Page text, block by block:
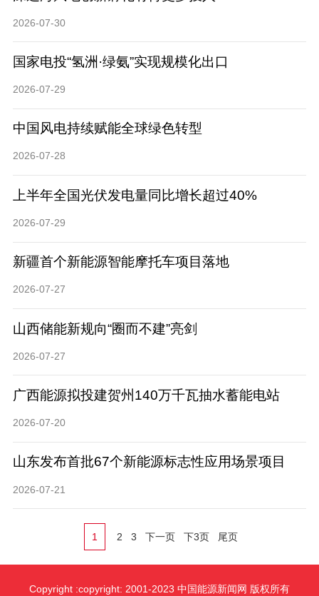
2026-07-30
国家电投“氢洲·绿氨”实现规模化出口
2026-07-29
中国风电持续赋能全球绿色转型
2026-07-28
上半年全国光伏发电量同比增长超过40%
2026-07-29
新疆首个新能源智能摩托车项目落地
2026-07-27
山西储能新规向“圈而不建”亮剑
2026-07-27
广西能源拟投建贺州140万千瓦抽水蓄能电站
2026-07-20
山东发布首批67个新能源标志性应用场景项目
2026-07-21
1 2 3 下一页 下3页 尾页
Copyright :copyright: 2001-2023 中国能源新闻网 版权所有